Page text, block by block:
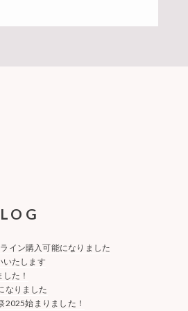
イン購入可能になりました
いたします
た！
なりました
2025始まりました！